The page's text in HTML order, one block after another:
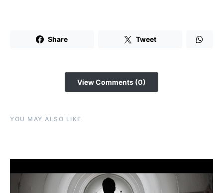
Share Tweet
View Comments (0)
YOU MAY ALSO LIKE